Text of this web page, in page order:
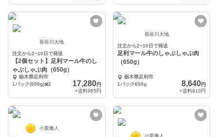
長谷川大地
注文から2~10日で発送
【2個セット】足利マール牛のし
ゃぶしゃぶ肉（650g）
栃木県足利市
1パック(650g)✖️2
17,280円
+送料965円
長谷川大地
注文から2~10日で発送
足利マール牛のしゃぶしゃぶ肉
（650g）
栃木県足利市
1パック650g
8,640円
+送料910円
小栗雅人
小栗雅人